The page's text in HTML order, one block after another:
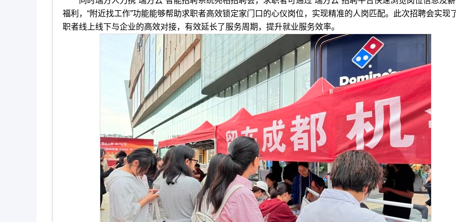
福利，“附近找工作”功能能够帮助求职者高效锁定家门口的心仪岗位，实现精准的人岗匹配。此次招聘会实现
职者线上线下与企业的高效对接，有效延长了服务周期，提升就业服务效率。